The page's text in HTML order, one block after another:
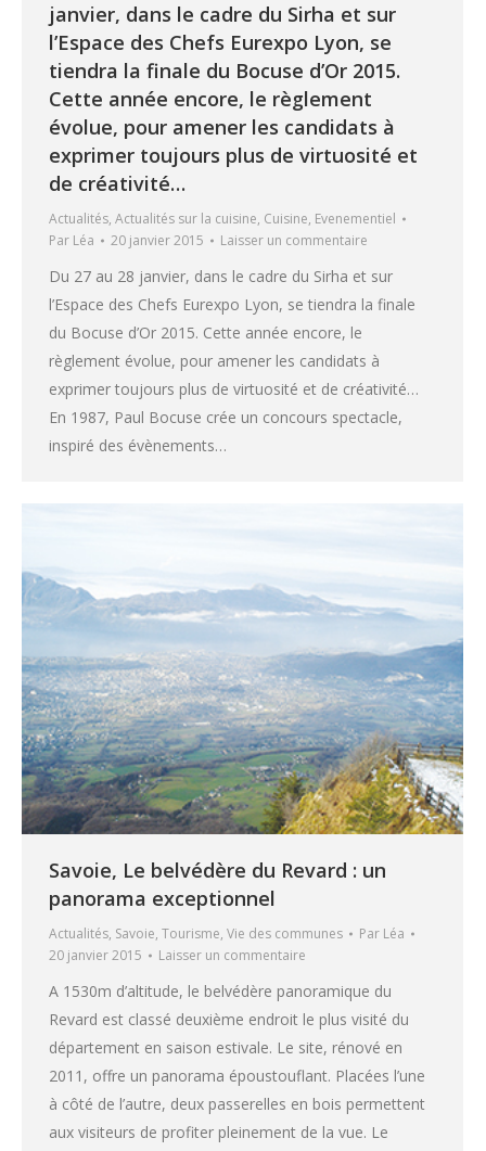
janvier, dans le cadre du Sirha et sur
l’Espace des Chefs Eurexpo Lyon, se
tiendra la finale du Bocuse d’Or 2015.
Cette année encore, le règlement
évolue, pour amener les candidats à
exprimer toujours plus de virtuosité et
de créativité…
Actualités, Actualités sur la cuisine, Cuisine, Evenementiel
Par Léa 20 janvier 2015 Laisser un commentaire
Du 27 au 28 janvier, dans le cadre du Sirha et sur
l’Espace des Chefs Eurexpo Lyon, se tiendra la finale
du Bocuse d’Or 2015. Cette année encore, le
règlement évolue, pour amener les candidats à
exprimer toujours plus de virtuosité et de créativité…
En 1987, Paul Bocuse crée un concours spectacle,
inspiré des évènements…
Savoie, Le belvédère du Revard : un
panorama exceptionnel
Actualités, Savoie, Tourisme, Vie des communes Par Léa
20 janvier 2015
Laisser un commentaire
A 1530m d’altitude, le belvédère panoramique du
Revard est classé deuxième endroit le plus visité du
département en saison estivale. Le site, rénové en
2011, offre un panorama époustouflant. Placées l’une
à côté de l’autre, deux passerelles en bois permettent
aux visiteurs de profiter pleinement de la vue. Le